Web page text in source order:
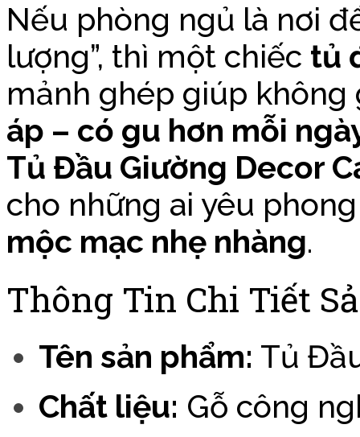
Nếu phòng ngủ là nơi
lượng”, thì một chiếc tủ
mảnh ghép giúp
áp – có gu hơn mỗi
Tủ Đầu Giường Decor
cho những ai yêu
mộc mạc nhẹ nhàng.
Thông Tin Chi Tiết
Tên sản phẩm: Tủ
Chất liệu: Gỗ công